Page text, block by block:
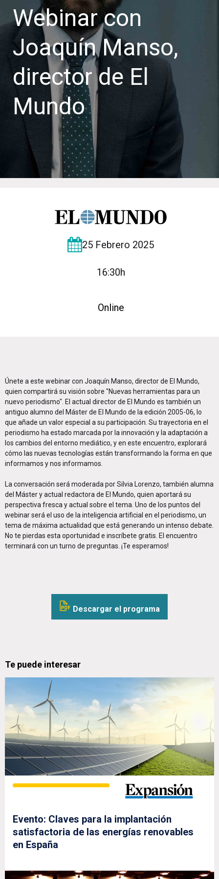
Webinar con
Joaquín Manso,
director de El
Mundo
25 Febrero 2025
16:30h
Online
Únete a este webinar con Joaquín Manso, director de El Mundo,
quien compartirá su visión sobre "Nuevas herramientas para un
nuevo periodismo". El actual director de El Mundo es también un
antiguo alumno del Máster de El Mundo de la edición 2005-06, lo
que añade un valor especial a su participación. Su trayectoria en el
periodismo ha estado marcada por la innovación y la adaptación a
los cambios del entorno mediático, y en este encuentro, explorará
cómo las nuevas tecnologías están transformando la forma en que
informamos y nos informamos.
La conversación será moderada por Silvia Lorenzo, también alumna
del Máster y actual redactora de El Mundo, quien aportará su
perspectiva fresca y actual sobre el tema. Uno de los puntos del
webinar será el uso de la inteligencia artificial en el periodismo, un
tema de máxima actualidad que está generando un intenso debate.
No te pierdas esta oportunidad e inscríbete gratis. El encuentro
terminará con un turno de preguntas. ¡Te esperamos!
Descargar el programa
Te puede interesar
Evento: Claves para la implantación
satisfactoria de las energías renovables
en España